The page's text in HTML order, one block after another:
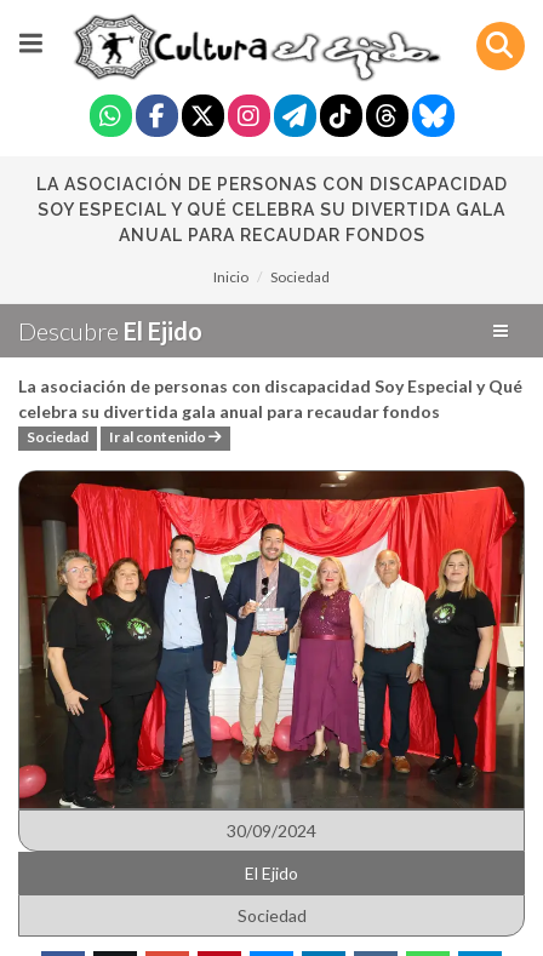
LA ASOCIACIÓN DE PERSONAS CON DISCAPACIDAD
SOY ESPECIAL Y QUÉ CELEBRA SU DIVERTIDA GALA
ANUAL PARA RECAUDAR FONDOS
Inicio Sociedad
Descubre El Ejido
La asociación de personas con discapacidad Soy Especial y Qué
celebra su divertida gala anual para recaudar fondos
Sociedad Ir al contenido
30/09/2024
El Ejido
Sociedad